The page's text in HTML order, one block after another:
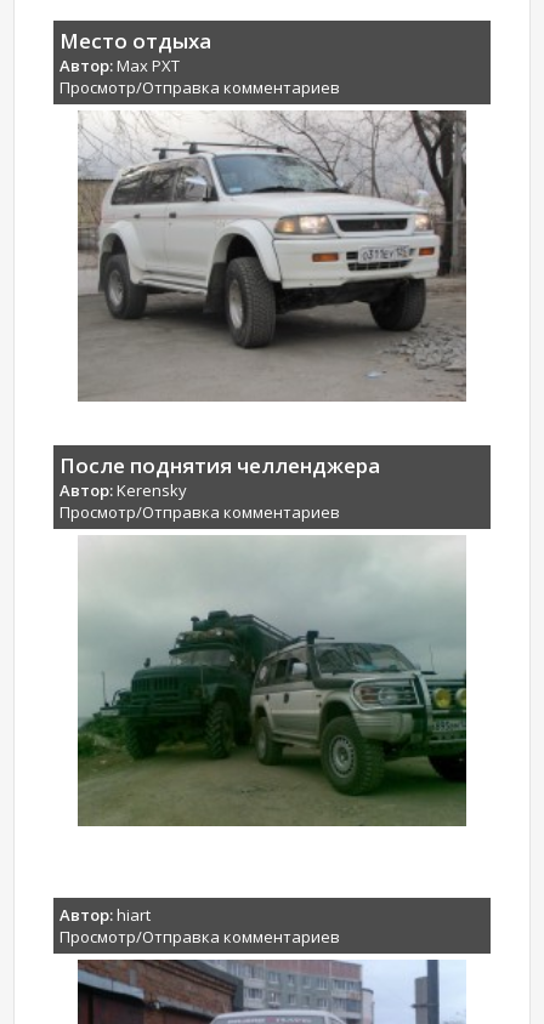
Место отдыха
Автор:Max PXT
Просмотр/Отправка комментариев
После поднятия челленджера
Автор:Kerensky
Просмотр/Отправка комментариев
Автор:hiart
Просмотр/Отправка комментариев